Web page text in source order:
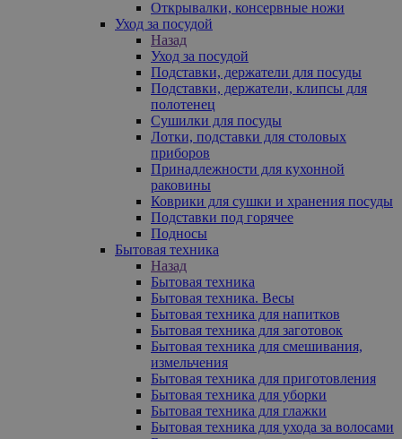
Открывалки, консервные ножи
Уход за посудой
Назад
Уход за посудой
Подставки, держатели для посуды
Подставки, держатели, клипсы для
полотенец
Сушилки для посуды
Лотки, подставки для столовых
приборов
Принадлежности для кухонной
раковины
Коврики для сушки и хранения посуды
Подставки под горячее
Подносы
Бытовая техника
Назад
Бытовая техника
Бытовая техника. Весы
Бытовая техника для напитков
Бытовая техника для заготовок
Бытовая техника для смешивания,
измельчения
Бытовая техника для приготовления
Бытовая техника для уборки
Бытовая техника для глажки
Бытовая техника для ухода за волосами